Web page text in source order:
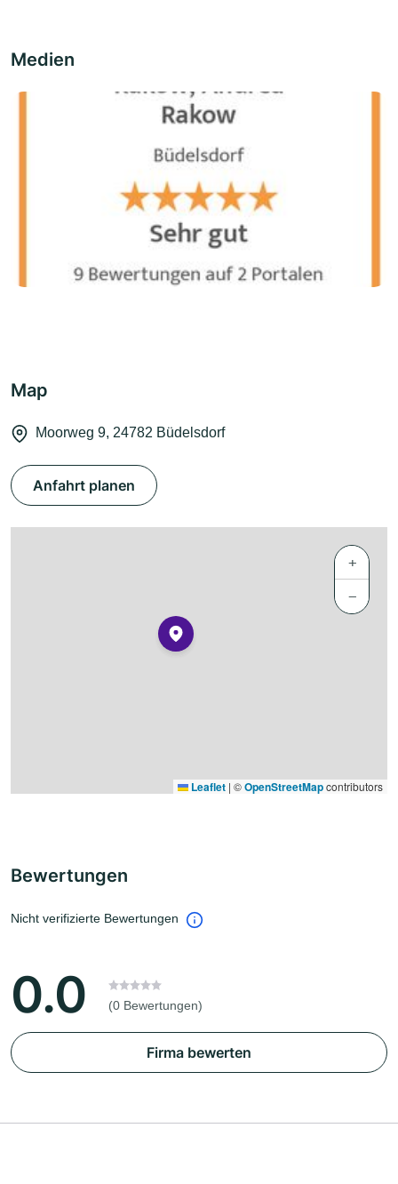
Medien
Map
Moorweg 9, 24782 Büdelsdorf
Anfahrt planen
+
−
Leaflet | ©OpenStreetMapcontributors
Bewertungen
Nicht verifizierte Bewertungen
0.0 (0 Bewertungen)
Firma bewerten